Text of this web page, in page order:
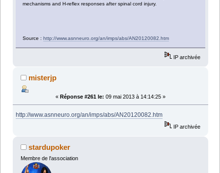
mechanisms and H-reflex responses after spinal cord injury.
Source :http://www.asnneuro.org/an/imps/abs/AN20120082.htm
IP archivée
misterjp
« Réponse #261 le: 09 mai 2013 à 14:14:25 »
http://www.asnneuro.org/an/imps/abs/AN20120082.htm
IP archivée
stardupoker
Membre de l'association